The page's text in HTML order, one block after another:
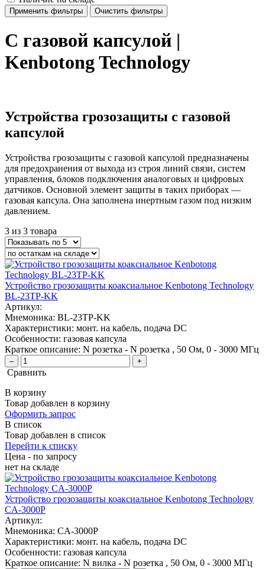
Применить фильтры Очистить фильтры
С газовой капсулой |
Kenbotong Technology
Устройства грозозащиты с газовой
капсулой
Устройства грозозащиты с газовой капсулой предназначены
для предохранения от выхода из строя линий связи, систем
управления, блоков подключения аналоговых и цифровых
датчиков. Основной элемент защиты в таких приборах —
газовая капсула. Она заполнена инертным газом под низким
давлением.
3 из 3 товара
Устройство грозозащиты коаксиальное Kenbotong Technology
BL-23TP-KK
Артикул:
Мнемоника: BL-23TP-KK
Характеристики: монт. на кабель, подача DC
Особенности: газовая капсула
Краткое описание: N розетка - N розетка , 50 Ом, 0 - 3000 МГц
– +
Сравнить
В корзину
Товар добавлен в корзину
Оформить запрос
В список
Товар добавлен в список
Перейти к списку
Цена - по запросу
нет на складе
Устройство грозозащиты коаксиальное Kenbotong Technology
CA-3000P
Артикул:
Мнемоника: CA-3000P
Характеристики: монт. на кабель, подача DC
Особенности: газовая капсула
Краткое описание: N вилка - N розетка , 50 Ом, 0 - 3000 МГц